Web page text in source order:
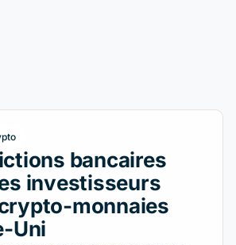
bancaires
investisseurs
monnaies
Uni